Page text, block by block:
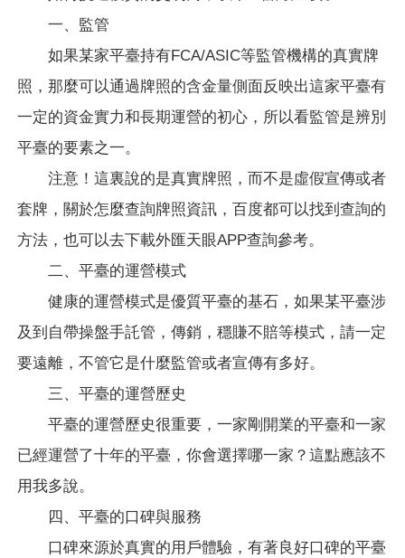
一、監管
如果某家平臺持有FCA/ASIC等監管機構的真實牌
照，那麼可以通過牌照的含金量側面反映出這家平臺有
一定的資金實力和長期運營的初心，所以看監管是辨別
平臺的要素之一。
注意！這裏說的是真實牌照，而不是虛假宣傳或者
套牌，關於怎麼查詢牌照資訊，百度都可以找到查詢的
方法，也可以去下載外匯天眼APP查詢參考。
二、平臺的運營模式
健康的運營模式是優質平臺的基石，如果某平臺涉
及到自帶操盤手託管，傳銷，穩賺不賠等模式，請一定
要遠離，不管它是什麼監管或者宣傳有多好。
三、平臺的運營歷史
平臺的運營歷史很重要，一家剛開業的平臺和一家
已經運營了十年的平臺，你會選擇哪一家？這點應該不
用我多說。
四、平臺的口碑與服務
口碑來源於真實的用戶體驗，有著良好口碑的平臺